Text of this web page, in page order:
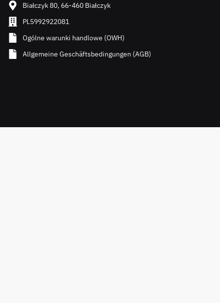
Białczyk 80, 66-460 Białczyk
PL5992922081
Ogólne warunki handlowe (OWH)
Allgemeine Geschäftsbedingungen (AGB)